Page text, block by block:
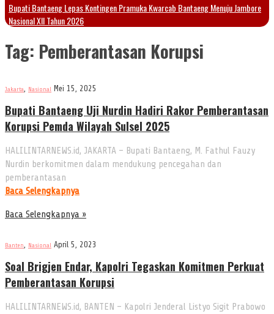
Bupati Bantaeng Lepas Kontingen Pramuka Kwarcab Bantaeng Menuju Jambore
Nasional XII Tahun 2026
Tag: Pemberantasan Korupsi
Jakarta, Nasional Mei 15, 2025
Bupati Bantaeng Uji Nurdin Hadiri Rakor Pemberantasan
Korupsi Pemda Wilayah Sulsel 2025
HALILINTARNEWS.id, JAKARTA – Bupati Bantaeng, M. Fathul Fauzy
Nurdin berkomitmen dalam mendukung pencegahan dan
pemberantasan
Baca Selengkapnya
Baca Selengkapnya »
Banten, Nasional April 5, 2023
Soal Brigjen Endar, Kapolri Tegaskan Komitmen Perkuat
Pemberantasan Korupsi
HALILINTARNEWS.id, BANTEN – Kapolri Jenderal Listyo Sigit Prabowo